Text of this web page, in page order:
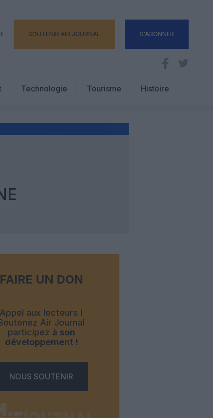
SOUTENIR AIR JOURNAL S'ABONNER
Technologie
Tourisme
Hôtellerie
Histoire
FAIRE UN DON
Appel aux lecteurs !
Air Journal
participez à son
développement !
NOUS SOUTENIR